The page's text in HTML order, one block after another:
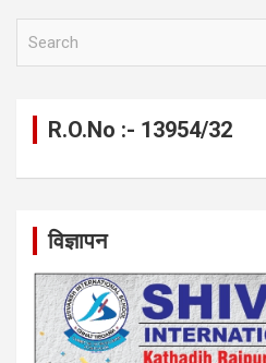
R.O.No :- 13954/32
विज्ञापन